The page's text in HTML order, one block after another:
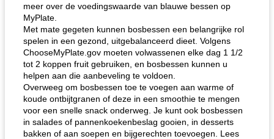
meer over de voedingswaarde van blauwe bessen op
MyPlate.
Met mate gegeten kunnen bosbessen een belangrijke rol
spelen in een gezond, uitgebalanceerd dieet. Volgens
ChooseMyPlate.gov moeten volwassenen elke dag 1 1/2
tot 2 koppen fruit gebruiken, en bosbessen kunnen u
helpen aan die aanbeveling te voldoen.
Overweeg om bosbessen toe te voegen aan warme of
koude ontbijtgranen of deze in een smoothie te mengen
voor een snelle snack onderweg. Je kunt ook bosbessen
in salades of pannenkoekenbeslag gooien, in desserts
bakken of aan soepen en bijgerechten toevoegen. Lees